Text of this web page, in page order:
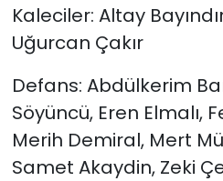
Kaleciler: Altay
Uğurcan Çakır
Defans: Abdülkerim
Söyüncü, Eren Elmalı,
Merih Demiral, Mert
Samet Akaydin, Zeki